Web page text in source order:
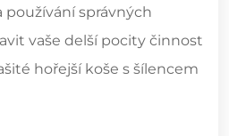
používání správných
vaše delší pocity činnost
hořejší koše s šílencem